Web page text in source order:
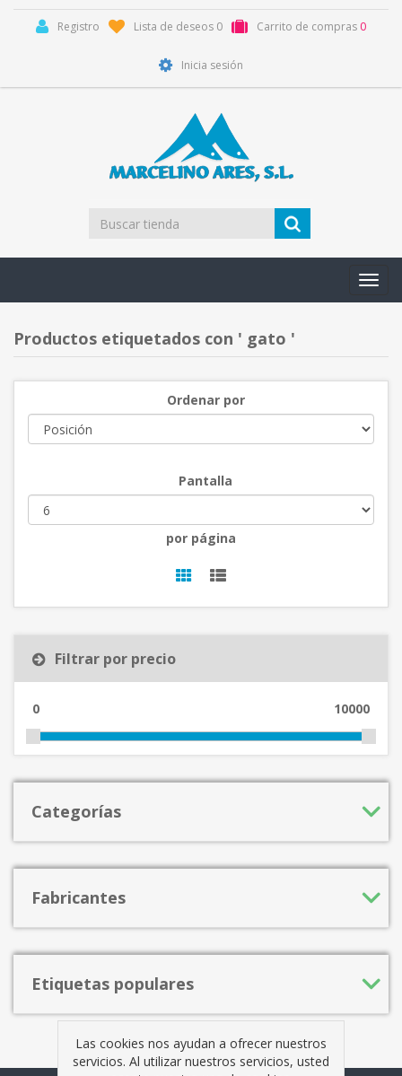
Registro Lista de deseos 0 Carrito de compras 0
Inicia sesión
Productos etiquetados con ' gato '
Ordenar por
Pantalla
por página
Filtrar por precio
0 10000
Categorías
Fabricantes
Etiquetas populares
Las cookies nos ayudan a ofrecer nuestros
servicios. Al utilizar nuestros servicios, usted